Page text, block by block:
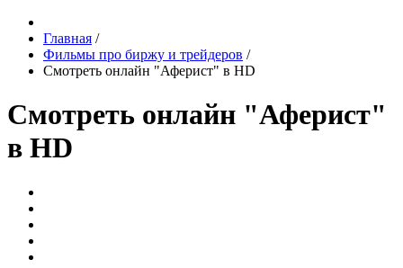
Главная /
Фильмы про биржу и трейдеров /
Смотреть онлайн "Аферист" в HD
Смотреть онлайн "Аферист"
в HD